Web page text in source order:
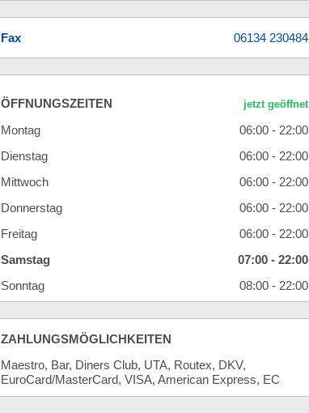
Fax
ÖFFNUNGSZEITEN
Montag
06:00 - 22:00
Dienstag
06:00 - 22:00
Mittwoch
06:00 - 22:00
Donnerstag
06:00 - 22:00
Freitag
06:00 - 22:00
Samstag
07:00 - 22:00
Sonntag
08:00 - 22:00
ZAHLUNGSMÖGLICHKEITEN
Maestro, Bar, Diners Club, UTA, Routex, DKV,
EuroCard/MasterCard, VISA, American Express, EC